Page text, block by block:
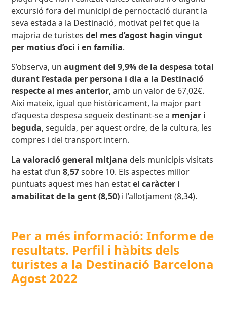
excursió fora del municipi de pernoctació durant la
seva estada a la Destinació, motivat pel fet que la
majoria de turistesdel mes d’agost hagin vingut
per motius d’oci i en família.
S’observa, unaugment del 9,9% de la despesa total
durant l’estada per persona i dia a la Destinació
respecte al mes anterior, amb un valor de 67,02€.
Així mateix, igual que històricament, la major part
d’aquesta despesa segueix destinant-se a menjar i
beguda, seguida, per aquest ordre, de la cultura, les
compres i del transport intern.
Lavaloració general mitjana dels municipis visitats
ha estat d’un8,57sobre 10. Els aspectes millor
puntuats aquest mes han estatel caràcter i
amabilitat de la gent (8,50) i l’allotjament (8,34).
Per a més informació: Informe de
resultats. Perfil i hàbits dels
turistes a la Destinació Barcelona
Agost 2022